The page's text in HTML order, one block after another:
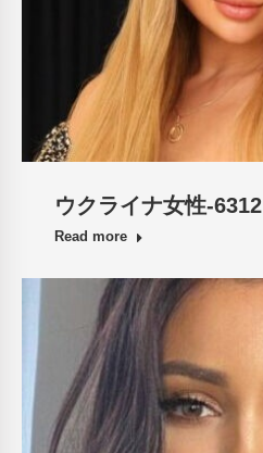
ウクライナ女性-6312
Read more